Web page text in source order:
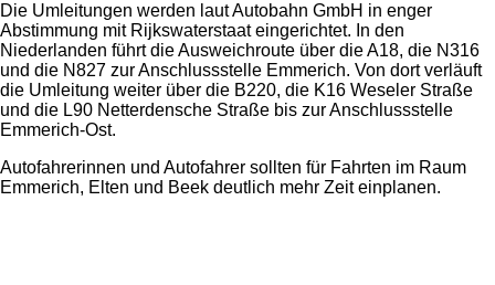
Die Umleitungen werden laut Autobahn GmbH in enger
Abstimmung mit Rijkswaterstaat eingerichtet. In den
Niederlanden führt die Ausweichroute über die A18, die N316
und die N827 zur Anschlussstelle Emmerich. Von dort verläuft
die Umleitung weiter über die B220, die K16 Weseler Straße
und die L90 Netterdensche Straße bis zur Anschlussstelle
Emmerich-Ost.
Autofahrerinnen und Autofahrer sollten für Fahrten im Raum
Emmerich, Elten und Beek deutlich mehr Zeit einplanen.